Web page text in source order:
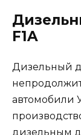
F1A
Дизельный
автомобили
дизельным